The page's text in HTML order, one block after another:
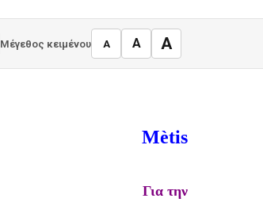
Μέγεθος κειμένου A A A
Mètis
Για την